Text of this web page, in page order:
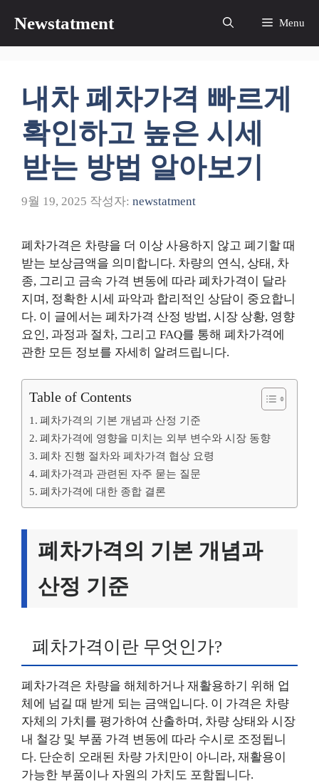
츠
Newstatment Menu
내차 폐차가격 빠르게
확인하고 높은 시세
받는 방법 알아보기
9월 19, 2025 작성자: newstatment
폐차가격은 차량을 더 이상 사용하지 않고 폐기할 때
받는 보상금액을 의미합니다. 차량의 연식, 상태, 차
종, 그리고 금속 가격 변동에 따라 폐차가격이 달라
지며, 정확한 시세 파악과 합리적인 상담이 중요합니
다. 이 글에서는 폐차가격 산정 방법, 시장 상황, 영향
요인, 과정과 절차, 그리고 FAQ를 통해 폐차가격에
관한 모든 정보를 자세히 알려드립니다.
Table of Contents
폐차가격의 기본 개념과 산정 기준
폐차가격에 영향을 미치는 외부 변수와 시장 동향
폐차 진행 절차와 폐차가격 협상 요령
폐차가격과 관련된 자주 묻는 질문
폐차가격에 대한 종합 결론
폐차가격의 기본 개념과
산정 기준
폐차가격이란 무엇인가?
폐차가격은 차량을 해체하거나 재활용하기 위해 업
체에 넘길 때 받게 되는 금액입니다. 이 가격은 차량
자체의 가치를 평가하여 산출하며, 차량 상태와 시장
내 철강 및 부품 가격 변동에 따라 수시로 조정됩니
다. 단순히 오래된 차량 가치만이 아니라, 재활용이
가능한 부품이나 자원의 가치도 포함됩니다.